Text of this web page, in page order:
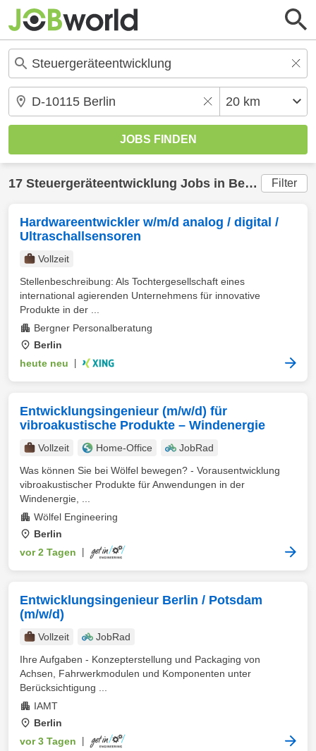
17 Steuergeräteentwicklung Jobs in Berlin (20
Filter
Hardwareentwickler w/m/d analog / digital /
Ultraschallsensoren
Vollzeit
Stellenbeschreibung: Als Tochtergesellschaft eines
international agierenden Unternehmens für innovative
Produkte in der ...
Bergner Personalberatung
Berlin
heute neu
Entwicklungsingenieur (m/w/d) für
vibroakustische Produkte – Windenergie
Vollzeit Home-Office
JobRad
Was können Sie bei Wölfel bewegen? - Vorausentwicklung
vibroakustischer Produkte für Anwendungen in der
Windenergie, ...
Wölfel Engineering
Berlin
vor 2 Tagen
Entwicklungsingenieur Berlin / Potsdam
(m/w/d)
Vollzeit
JobRad
Ihre Aufgaben - Konzepterstellung und Packaging von
Achsen, Fahrwerkmodulen und Komponenten unter
Berücksichtigung ...
IAMT
Berlin
vor 3 Tagen